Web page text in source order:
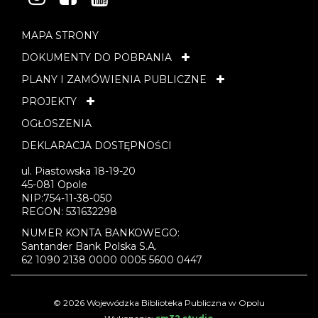
MAPA STRONY
DOKUMENTY DO POBRANIA
PLANY I ZAMÓWIENIA PUBLICZNE
PROJEKTY
OGŁOSZENIA
DEKLARACJA DOSTĘPNOŚCI
ul. Piastowska 18-19-20
45-081 Opole
NIP:754-11-38-050
REGON: 531632298
NUMER KONTA BANKOWEGO:
Santander Bank Polska S.A.
62 1090 2138 0000 0005 5600 0447
© 2026 Wojewódzka Biblioteka Publiczna w Opolu